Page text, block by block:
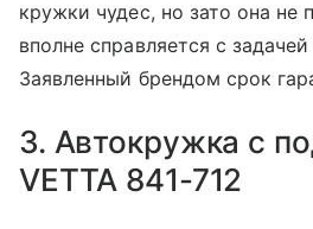
кружки чудес, но зато она не
вполне справляется с
Заявленный брендом срок
3. Автокружка с
VETTA 841-712